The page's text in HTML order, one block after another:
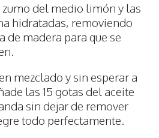
del medio limón y las
hidratadas, removiendo
de madera para que se
mezclado y sin esperar a
las 15 gotas del aceite
sin dejar de remover
todo perfectamente.